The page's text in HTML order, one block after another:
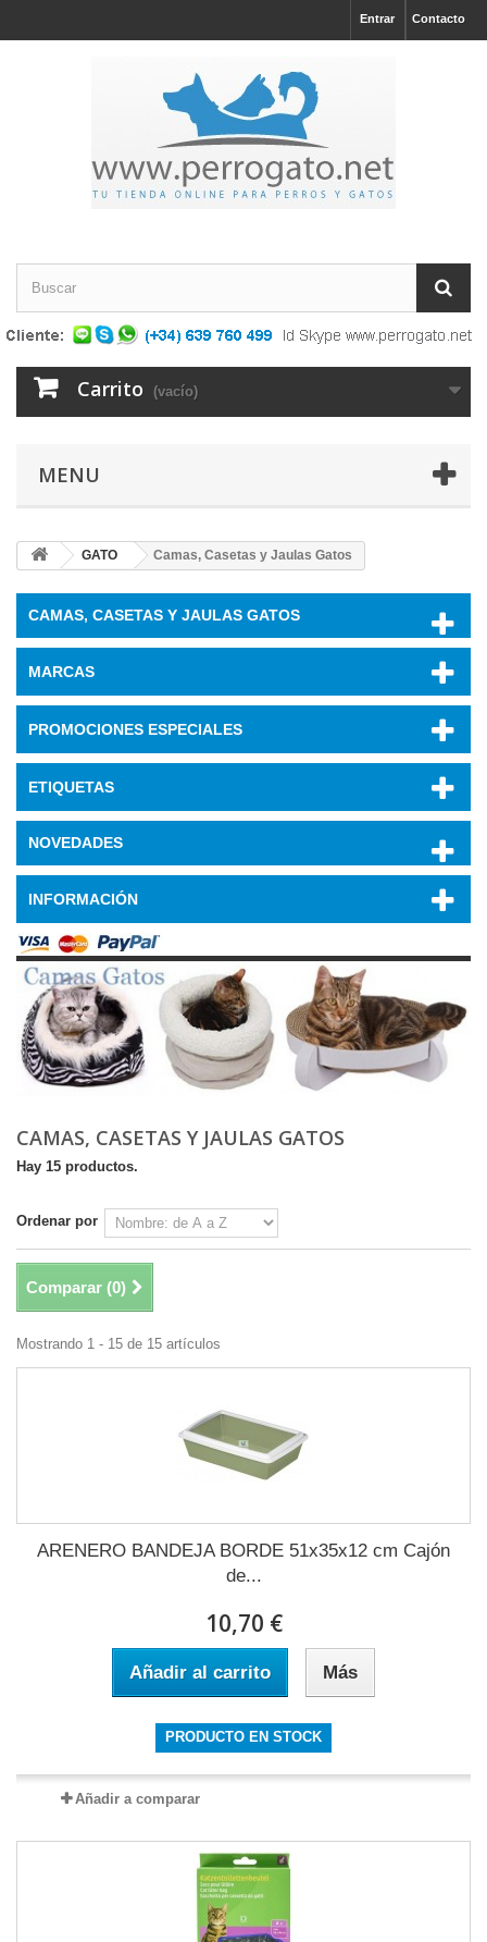
Contacto
Entrar
Carrito (vacío)
MENU
GATO Camas, Casetas y Jaulas Gatos
CAMAS, CASETAS Y JAULAS GATOS
MARCAS
PROMOCIONES ESPECIALES
ETIQUETAS
NOVEDADES
INFORMACIÓN
CAMAS, CASETAS Y JAULAS GATOS
Hay 15 productos.
Ordenar por
Comparar (0)
Mostrando 1 - 15 de 15 artículos
ARENERO BANDEJA BORDE 51x35x12 cm Cajón
de...
10,70 €
Añadir al carrito Más
PRODUCTO EN STOCK
Añadir a comparar